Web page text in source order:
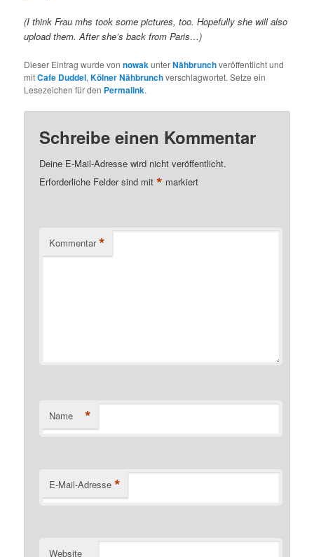
(I think Frau mhs took some pictures, too. Hopefully she will also
upload them. After she’s back from Paris…)
Dieser Eintrag wurde vonnowakunterNähbrunchveröffentlicht und
mitCafe Duddel,Kölner Nähbrunchverschlagwortet. Setze ein
Lesezeichen für den Permalink.
Schreibe einen Kommentar
Deine E-Mail-Adresse wird nicht veröffentlicht.
Erforderliche Felder sind mit* markiert
Kommentar *
Name *
E-Mail-Adresse *
Website